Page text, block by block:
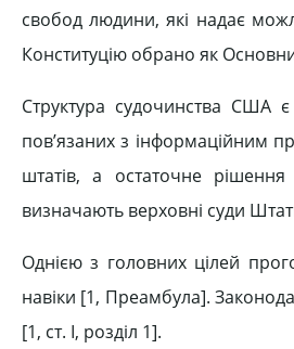
свобод людини, які надає
Конституцію обрано як
Структура судочинства США
пов’язаних з інформаційним
штатів, а остаточне
визначають верховні суди
Однією з головних цілей
навіки [1, Преамбула].
[1, ст. І, розділ 1].